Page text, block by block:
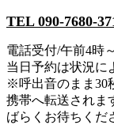
TEL 090-7680-
電話受付/午前4時
当日予約は状況に
※呼出音のまま30
携帯へ転送されま
ばらくお待ちくだ